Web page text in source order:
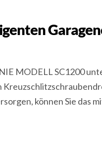
MODELL SC1200
können Sie